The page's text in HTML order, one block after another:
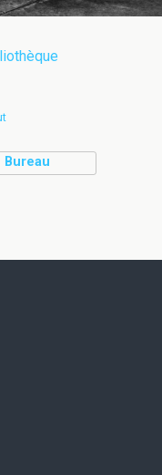
Bureau